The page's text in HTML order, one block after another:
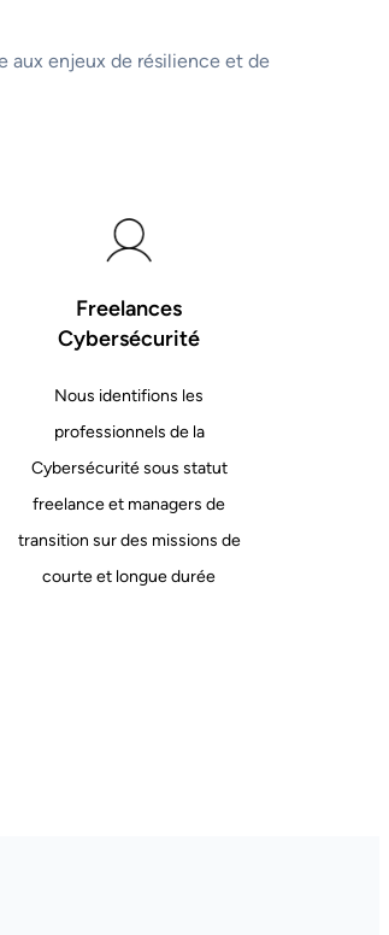
aux enjeux de résilience et de
Freelances
Cybersécurité
Nous identifions les
professionnels de la
Cybersécurité sous statut
freelance et managers de
transition sur des missions de
courte et longue durée